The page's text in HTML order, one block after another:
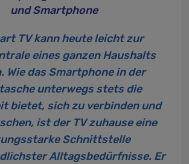
und Smartphone
TVkann heute leicht zur
eines ganzen Haushalts
Wie das Smartphone in der
unterwegs stets die
bietet, sich zu verbinden und
ist der TV zuhause eine
Schnittstelle
Alltagsbedürfnisse. Er